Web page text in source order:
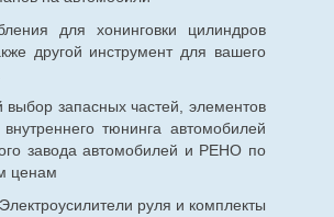
для хонинговки цилиндров
другой инструмент для вашего
запасных частей, элементов
тюнинга автомобилей
завода автомобилей и РЕНО по
ценам
руля и комплекты